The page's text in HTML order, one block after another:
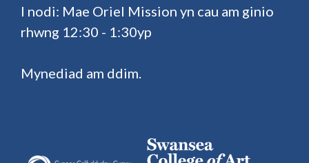
I nodi: Mae Oriel Mission yn cau am ginio
rhwng 12:30 - 1:30yp
Mynediad am ddim.